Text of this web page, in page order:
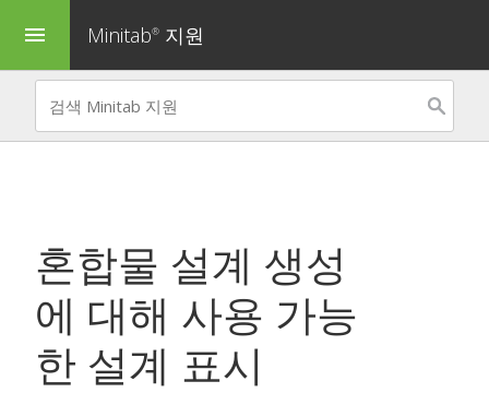
menu Minitab® 지원
혼합물 설계 생성
에 대해 사용 가능
한 설계 표시